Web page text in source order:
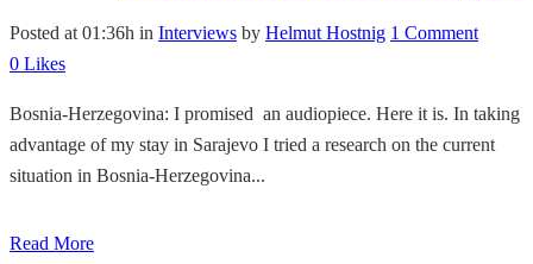
Posted at 01:36h in Interviews by Helmut Hostnig 1 Comment
0 Likes
Bosnia-Herzegovina: I promised an audiopiece. Here it is. In taking
advantage of my stay in Sarajevo I tried a research on the current
situation in Bosnia-Herzegovina...
Read More